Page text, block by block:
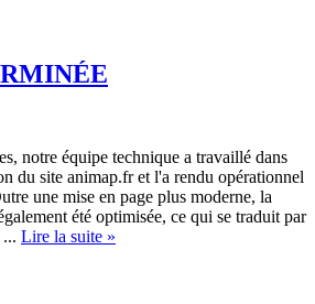
notre équipe technique a travaillé dans
du site animap.fr et l'a rendu opérationnel
une mise en page plus moderne, la
été optimisée, ce qui se traduit par
Lire la suite »